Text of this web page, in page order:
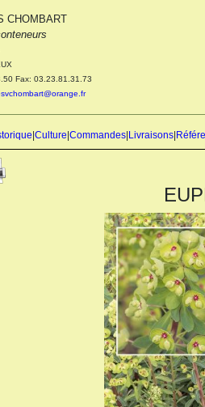
CHOMBART
Fax: 03.23.81.31.73
Culture Commandes Livraisons